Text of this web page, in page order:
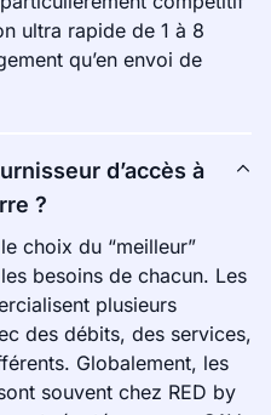
ultra rapide de 1 à 8
qu’en envoi de
d’accès à
?
choix du “meilleur”
besoins de chacun. Les
plusieurs
des débits, des services,
Globalement, les
souvent chez RED by